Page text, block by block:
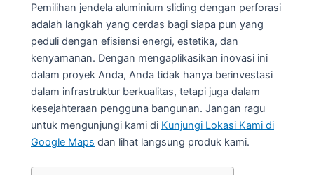
Pemilihan jendela aluminium sliding dengan perforasi
adalah langkah yang cerdas bagi siapa pun yang
peduli dengan efisiensi energi, estetika, dan
kenyamanan. Dengan mengaplikasikan inovasi ini
dalam proyek Anda, Anda tidak hanya berinvestasi
dalam infrastruktur berkualitas, tetapi juga dalam
kesejahteraan pengguna bangunan. Jangan ragu
untuk mengunjungi kami di Kunjungi Lokasi Kami di
Google Maps dan lihat langsung produk kami.